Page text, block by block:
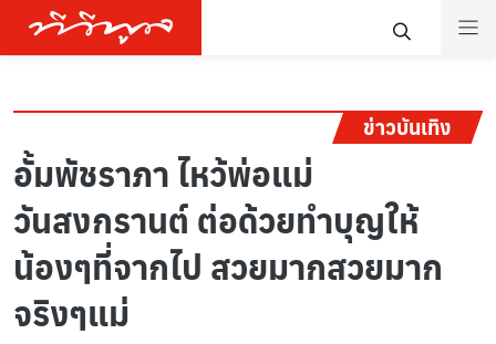
ข่าวบันเทิง
อั้มพัชราภา ไหว้พ่อแม่
วันสงกรานต์ ต่อด้วยทำบุญให้
น้องๆที่จากไป สวยมากสวยมาก
จริงๆแม่